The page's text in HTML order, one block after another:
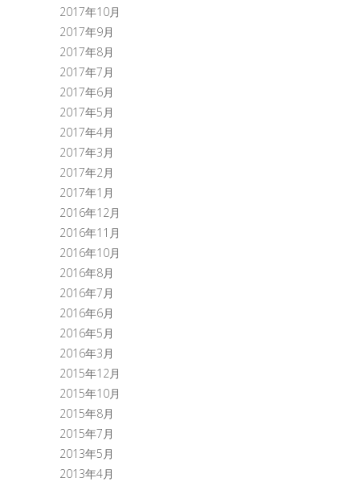
2017年10月
2017年9月
2017年8月
2017年7月
2017年6月
2017年5月
2017年4月
2017年3月
2017年2月
2017年1月
2016年12月
2016年11月
2016年10月
2016年8月
2016年7月
2016年6月
2016年5月
2016年3月
2015年12月
2015年10月
2015年8月
2015年7月
2013年5月
2013年4月